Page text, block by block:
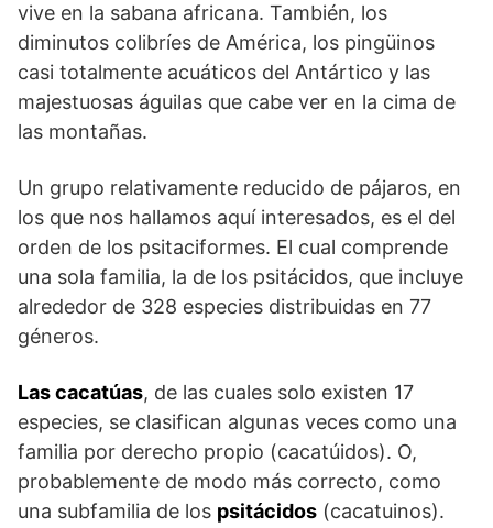
vive en la sabana africana. También, los
diminutos colibríes de América, los pingüinos
casi totalmente acuáticos del Antártico y las
majestuosas águilas que cabe ver en la cima de
las montañas.
Un grupo relativamente reducido de pájaros, en
los que nos hallamos aquí interesados, es el del
orden de los psitaciformes. El cual comprende
una sola familia, la de los psitácidos, que incluye
alrededor de 328 especies distribuidas en 77
géneros.
Las cacatúas, de las cuales solo existen 17
especies, se clasifican algunas veces como una
familia por derecho propio (cacatúidos). O,
probablemente de modo más correcto, como
una subfamilia de los psitácidos (cacatuinos).